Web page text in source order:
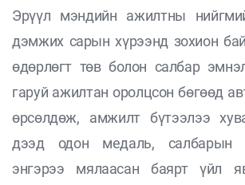
Эрүүл мэндийн ажилтны
дэмжих сарын хүрээнд зохион
өдөрлөгт төв болон салбар
гаруй ажилтан оролцсон бөгөөд
өрсөлдөж, амжилт бүтээлээ
дээд одон медаль, салбарын
энгэрээ мялаасан баярт үйл